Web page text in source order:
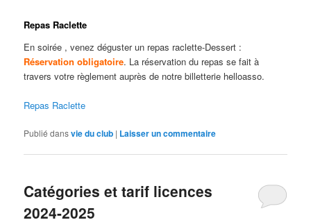
Repas Raclette
En soirée , venez déguster un repas raclette-Dessert :
Réservation obligatoire. La réservation du repas se fait à
travers votre règlement auprès de notre billetterie helloasso.
Repas Raclette
Publié dansvie du club | Laisser un commentaire
Catégories et tarif licences
2024-2025